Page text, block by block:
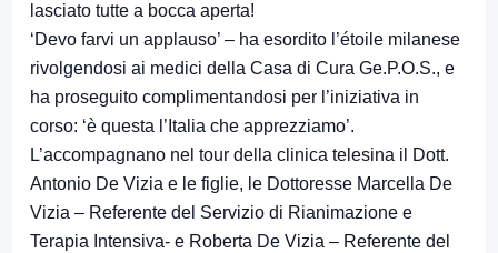
lasciato tutte a bocca aperta!
‘Devo farvi un applauso’ – ha esordito l’étoile milanese
rivolgendosi ai medici della Casa di Cura Ge.P.O.S., e
ha proseguito complimentandosi per l’iniziativa in
corso: ‘è questa l’Italia che apprezziamo’.
L’accompagnano nel tour della clinica telesina il Dott.
Antonio De Vizia e le figlie, le Dottoresse Marcella De
Vizia – Referente del Servizio di Rianimazione e
Terapia Intensiva- e Roberta De Vizia – Referente del